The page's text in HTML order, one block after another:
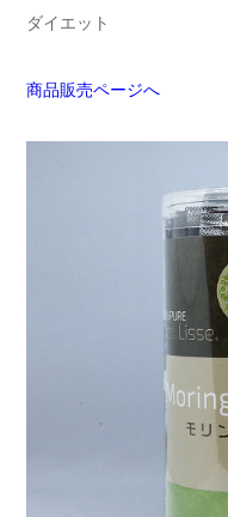
ダイエット
商品販売ページへ